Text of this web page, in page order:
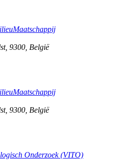
, 9300 België
, 9300 België
Onderzoek (VITO)